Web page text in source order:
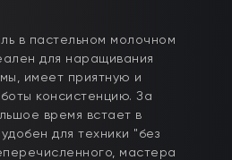
в пастельном молочном
для наращивания
имеет приятную и
консистенцию. За
время встает в
для техники "без
мастера